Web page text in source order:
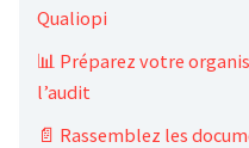
Qualiopi
📊 Préparez votre
l’audit
📄 Rassemblez les